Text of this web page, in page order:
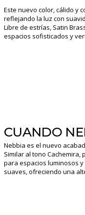
Este nuevo color, cálido y
reflejando la luz con
Libre de estrías, Satin
espacios sofisticados y
CUANDO
Nebbia es el nuevo
Similar al tono
para espacios luminosos
suaves, ofreciendo una